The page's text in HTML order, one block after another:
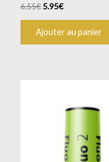
6.55€5.95€
Ajouter au panier